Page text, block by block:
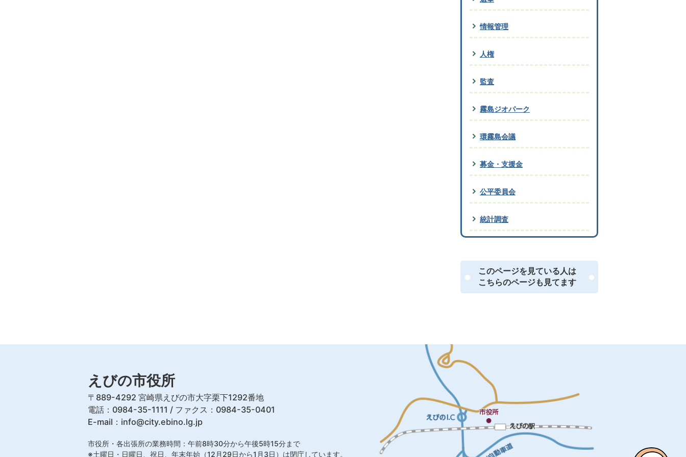
情報管理
人権
監査
霧島ジオパーク
環霧島会議
募金・支援金
公平委員会
統計調査
このページを見ている人は
こちらのページも見てます
えびの市役所
〒889-4292 宮崎県えびの市大字栗下1292番地
電話：0984-35-1111 / ファクス：0984-35-0401
E-mail： info@city.ebino.lg.jp
市役所・各出張所の業務時間：午前8時30分から午後5時15分まで
※土曜日・日曜日、祝日、年末年始（12月29日から1月3日）は閉庁しています。